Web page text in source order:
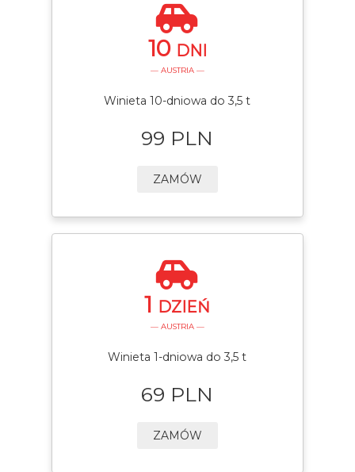
10 DNI
— AUSTRIA —
Winieta 10-dniowa do 3,5 t
99 PLN
ZAMÓW
1 DZIEŃ
— AUSTRIA —
Winieta 1-dniowa do 3,5 t
69 PLN
ZAMÓW